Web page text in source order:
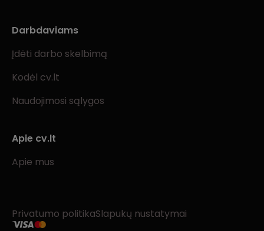
Darbdaviams
Įdėti darbo skelbimą
Kodėl cv.lt
Naudojimosi sąlygos
Apie cv.lt
Apie mus
Privatumo politikaSlapukų nustatymai